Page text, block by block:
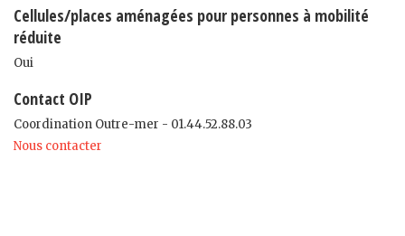
Cellules/places aménagées pour personnes à mobilité
réduite
Oui
Contact OIP
Coordination Outre-mer - 01.44.52.88.03
Nous contacter